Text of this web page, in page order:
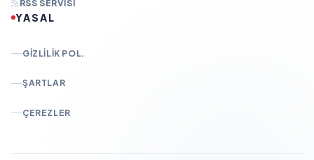
RSS SERVISI
YASAL
GIZLILIK POL.
ŞARTLAR
ÇEREZLER